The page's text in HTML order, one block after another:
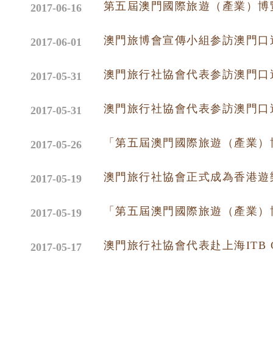
2017-06-16
2017-06-01 澳門旅博會宣傳小組参訪澳門
2017-05-31 澳門旅行社協會代表参訪澳門
2017-05-31 澳門旅行社協會代表参訪澳門
2017-05-26 「第五屆澳門國際旅遊（產業
2017-05-19 澳門旅行社協會正式成為香港
2017-05-19 「第五屆澳門國際旅遊（產業
2017-05-17 澳門旅行社協會代表赴上海ITB